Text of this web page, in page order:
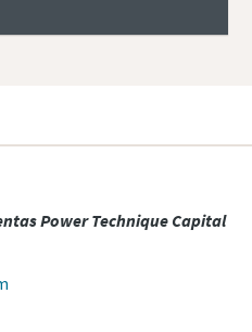
Power Technique Capital